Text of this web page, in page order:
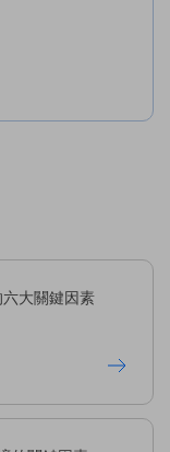
六大關鍵因素